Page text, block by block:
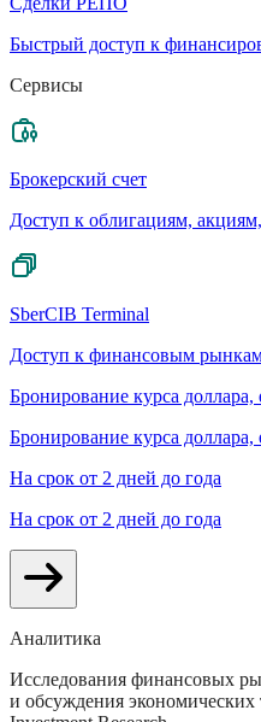
Быстрый доступ к
Сервисы
Брокерский счет
Доступ к облигациям,
SberCIB Terminal
Доступ к финансовым
Бронирование курса
Бронирование курса
На срок от 2 дней до года
На срок от 2 дней до года
Аналитика
Исследования финансовых
и обсуждения